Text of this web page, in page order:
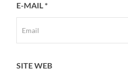
E-MAIL*
SITE WEB